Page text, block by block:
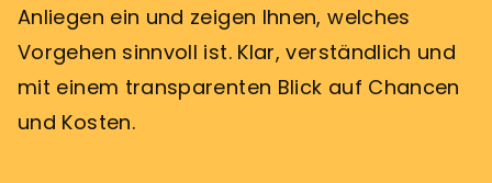
Anliegen ein und zeigen Ihnen, welches
Vorgehen sinnvoll ist. Klar, verständlich und
mit einem transparenten Blick auf Chancen
und Kosten.